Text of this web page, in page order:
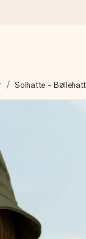
lynhurtigt – så
når den
på Google
Solhatte -